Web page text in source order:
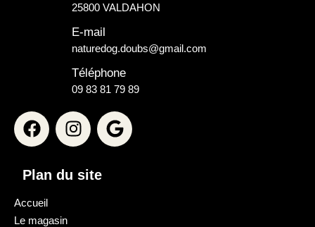
25800 VALDAHON
E-mail
naturedog.doubs@gmail.com
Téléphone
09 83 81 79 89
Plan du site
Accueil
Le magasin